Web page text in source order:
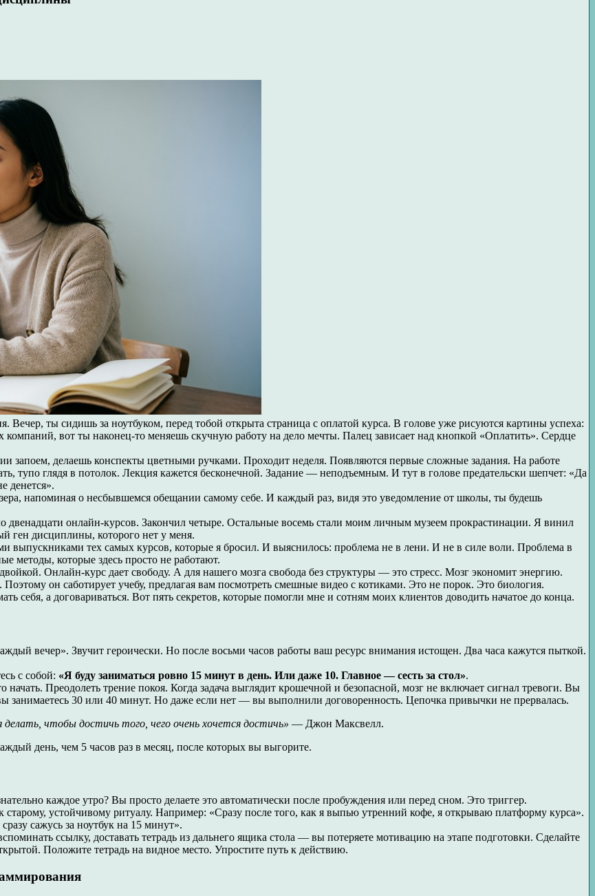
Вечер, ты сидишь за ноутбуком, перед тобой открыта страница с оплатой курса. В голове уже рисуются картины успеха:
вот ты наконец-то меняешь скучную работу на дело мечты. Палец зависает над кнопкой «Оплатить». Сердце
запоем, делаешь конспекты цветными ручками. Проходит неделя. Появляются первые сложные задания. На работе
тупо глядя в потолок. Лекция кажется бесконечной. Задание — неподъемным. И тут в голове предательски шепчет: «Да
денется».
напоминая о несбывшемся обещании самому себе. И каждый раз, видя это уведомление от школы, ты будешь
двенадцати онлайн-курсов. Закончил четыре. Остальные восемь стали моим личным музеем прокрастинации. Я винил
ген дисциплины, которого нет у меня.
тех самых курсов, которые я бросил. И выяснилось: проблема не в лени. И не в силе воли. Проблема в
методы, которые здесь просто не работают.
Онлайн-курс дает свободу. А для нашего мозга свобода без структуры — это стресс. Мозг экономит энергию.
он саботирует учебу, предлагая вам посмотреть смешные видео с котиками. Это не порок. Это биология.
себя, а договариваться. Вот пять секретов, которые помогли мне и сотням моих клиентов доводить начатое до конца.
вечер». Звучит героически. Но после восьми часов работы ваш ресурс внимания истощен. Два часа кажутся пыткой.
с собой: «Я буду заниматься ровно 15 минут в день. Или даже 10. Главное — сесть за стол».
Преодолеть трение покоя. Когда задача выглядит крошечной и безопасной, мозг не включает сигнал тревоги. Вы
занимаетесь 30 или 40 минут. Но даже если нет — вы выполнили договоренность. Цепочка привычки не прервалась.
чтобы достичь того, чего очень хочется достичь» — Джон Максвелл.
день, чем 5 часов раз в месяц, после которых вы выгорите.
каждое утро? Вы просто делаете это автоматически после пробуждения или перед сном. Это триггер.
устойчивому ритуалу. Например: «Сразу после того, как я выпью утренний кофе, я открываю платформу курса».
сажусь за ноутбук на 15 минут».
ссылку, доставать тетрадь из дальнего ящика стола — вы потеряете мотивацию на этапе подготовки. Сделайте
Положите тетрадь на видное место. Упростите путь к действию.